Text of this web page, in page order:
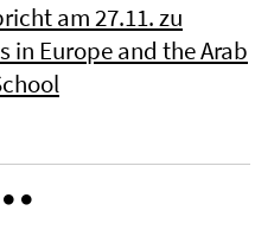
am 27.11. zu
in Europe and the Arab